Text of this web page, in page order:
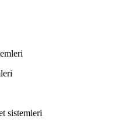
sistemleri